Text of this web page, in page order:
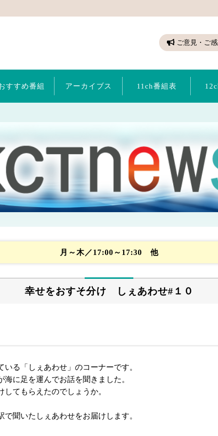
ご意見・ご
すすめ番組 アーカイブス 11ch番組表
月～木／17:00～17:30 他
幸せをおすそ分け しぇあわせ#１０
る「しぇあわせ」のコーナーです。
に足を運んでお話を聞きました。
てもらえたのでしょうか。
聞いたしぇあわせをお届けします。